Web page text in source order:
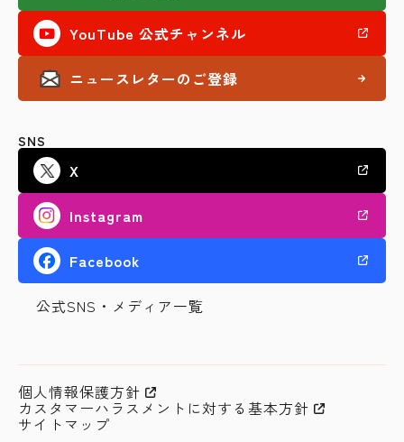
YouTube 公式チャンネル
ニュースレターのご登録
SNS
X
Instagram
Facebook
公式SNS・メディア一覧
個人情報保護方針
カスタマーハラスメントに対する基本方針
サイトマップ